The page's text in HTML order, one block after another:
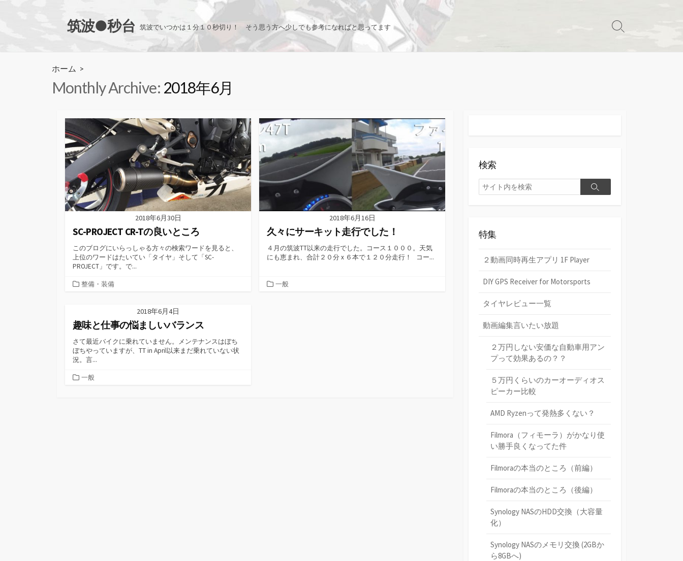
筑波●秒台 筑波でいつかは１分１０秒切り！ そう思う方へ少しでも参考になればと思ってます
検
切
ホーム >
Monthly Archive: 2018年6月
2018年6月30日
SC-PROJECT CR-Tの良いところ
このブログにいらっしゃる方々の検索ワードを見ると、
上位のワードはたいてい「タイヤ」そして「SC-
PROJECT」です。で...
カ
ー
整備・装備
2018年6月16日
久々にサーキット走行でした！
４月の筑波TT以来の走行でした。コース１０００。天気
にも恵まれ、合計２０分 x ６本で１２０分走行！ コー...
カ一般
2018年6月4日
趣味と仕事の悩ましいバランス
さて最近バイクに乗れていません。メンテナンスはぼち
ぼちやっていますが、TT in April以来まだ乗れていない状
況。言...
カ一般
検索
検
索
検
特集
２動画同時再生アプリ 1F Player
DIY GPS Receiver for Motorsports
タイヤレビュー一覧
動画編集言いたい放題
２万円しない安価な自動車用アン
プって効果あるの？？
５万円くらいのカーオーディオス
ピーカー比較
AMD Ryzenって発熱多くない？
Filmora（フィモーラ）がかなり使
い勝手良くなってた件
Filmoraの本当のところ（前編）
Filmoraの本当のところ（後編）
Synology NASのHDD交換（大容量
化）
Synology NASのメモリ交換 (2GBか
ら8GBへ)